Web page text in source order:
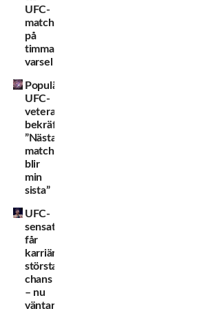
UFC-
match
på
timmars
varsel
Populära
UFC-
veteranen
bekräftar:
”Nästa
match
blir
min
sista”
UFC-
sensationen
får
karriärens
största
chans
– nu
väntar